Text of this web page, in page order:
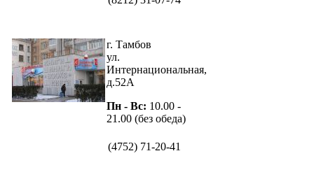
г. Тамбов
ул.
Интернациональная,
д.52А
Пн - Вс: 10.00 -
21.00 (без обеда)
(4752) 71-20-41